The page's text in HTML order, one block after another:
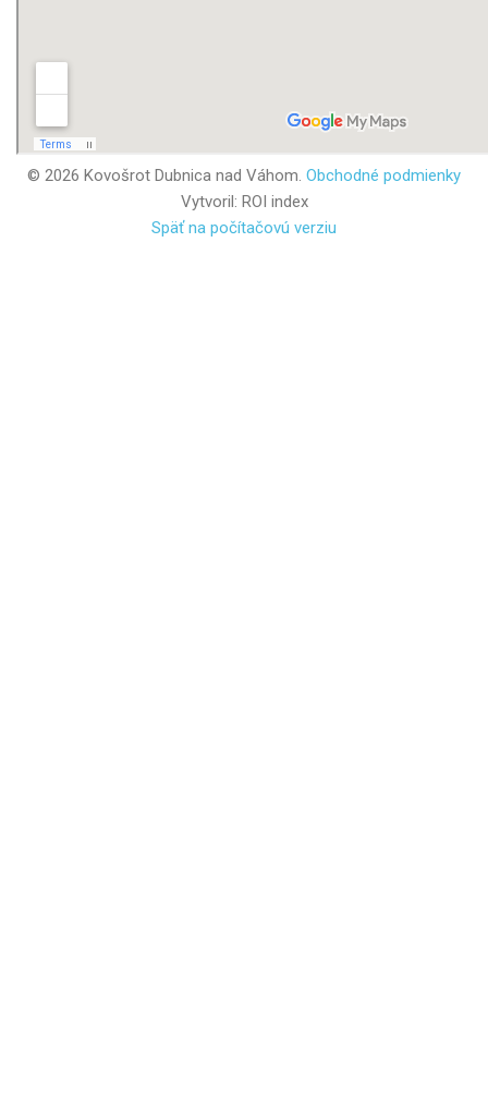
© 2026 Kovošrot Dubnica nad Váhom. Obchodné podmienky
Vytvoril: ROI index
Späť na počítačovú verziu